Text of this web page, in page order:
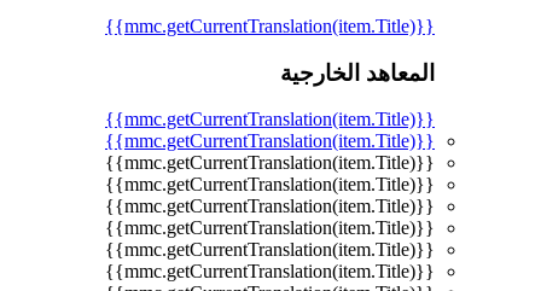
{{mmc.getCurrentTranslation(item.Title)}}
المعاهد الخارجية
{{mmc.getCurrentTranslation(item.Title)}}
{{mmc.getCurrentTranslation(item.Title)}}
{{mmc.getCurrentTranslation(item.Title)}}
{{mmc.getCurrentTranslation(item.Title)}}
{{mmc.getCurrentTranslation(item.Title)}}
{{mmc.getCurrentTranslation(item.Title)}}
{{mmc.getCurrentTranslation(item.Title)}}
{{mmc.getCurrentTranslation(item.Title)}}